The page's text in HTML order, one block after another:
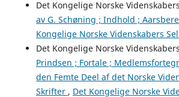
Det Kongelige Norske
av G. Schøning ; Indhold ;
Kongelige Norske Videnskabers
Det Kongelige Norske
Prindsen ; Fortale ;
den Femte Deel af det Norske
Skrifter , Det Kongelige Norske